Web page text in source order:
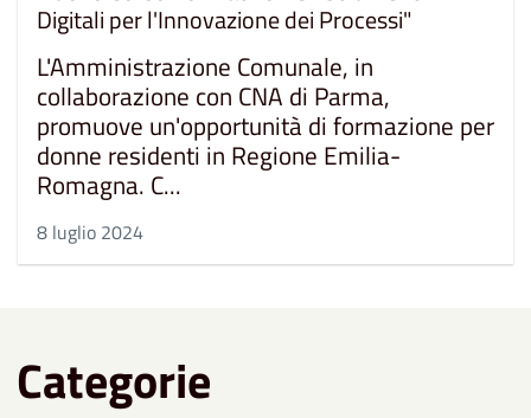
Digitali per l'Innovazione dei Processi"
L'Amministrazione Comunale, in
collaborazione con CNA di Parma,
promuove un'opportunità di formazione per
donne residenti in Regione Emilia-
Romagna. C...
8 luglio 2024
Categorie